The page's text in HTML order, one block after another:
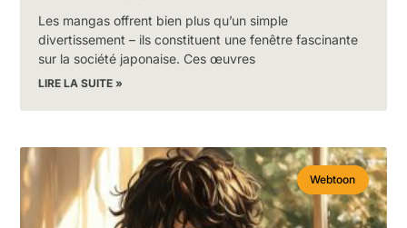
Les mangas offrent bien plus qu’un simple
divertissement – ils constituent une fenêtre fascinante
sur la société japonaise. Ces œuvres
LIRE LA SUITE »
Webtoon